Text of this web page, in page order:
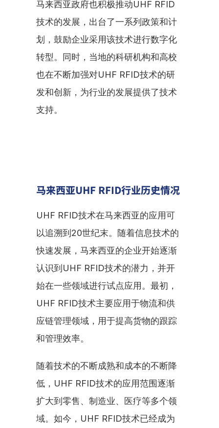
马来西亚政府也积极推动UHF RFID
技术的发展，出台了一系列政策和计
划，鼓励企业采用该技术进行数字化
转型。同时，当地的科研机构和高校
也在不断加强对UHF RFID技术的研
发和创新，为行业的发展提供了技术
支持。
马来西亚UHF RFID行业历史情况
UHF RFID技术在马来西亚的应用可
以追溯到20世纪末。随着信息技术的
快速发展，马来西亚的企业开始逐渐
认识到UHF RFID技术的潜力，并开
始在一些领域进行试点应用。最初，
UHF RFID技术主要应用于物流和供
应链管理领域，用于提高货物的跟踪
和管理效率。
随着技术的不断成熟和成本的不断降
低，UHF RFID技术的应用范围逐渐
扩大到零售、制造业、医疗等多个领
域。如今，UHF RFID技术已经成为